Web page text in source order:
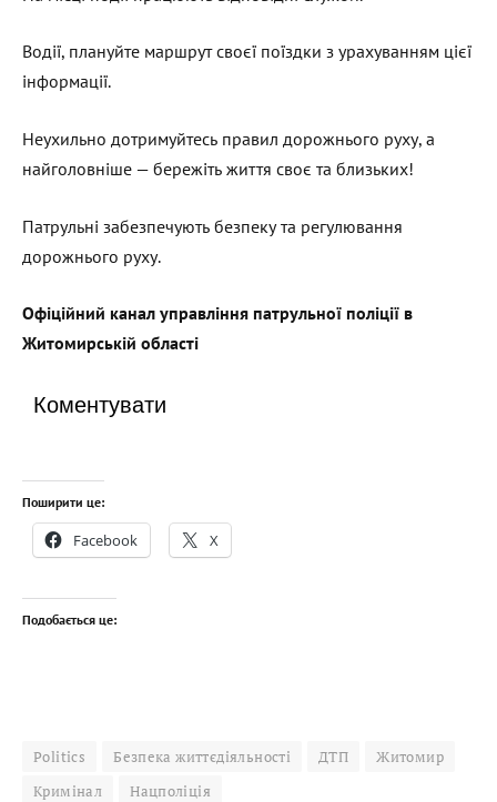
Водії, плануйте маршрут своєї поїздки з урахуванням цієї
інформації.
Неухильно дотримуйтесь правил дорожнього руху, а
найголовніше — бережіть життя своє та близьких!
Патрульні забезпечують безпеку та регулювання
дорожнього руху.
Офіційний канал управління патрульної поліції в
Житомирській області
Коментувати
Поширити це:
Facebook X
Подобається це:
Politics Безпека життєдіяльності ДТП
Житомир
Кримінал
Нацполіція